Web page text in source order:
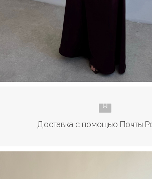
Доставка с помощью Почты